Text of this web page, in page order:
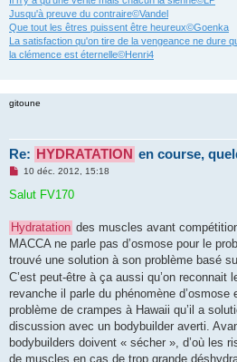
Jusqu'à preuve du contraire©Vandel
Que tout les êtres puissent être heureux©Goenka
La satisfaction qu'on tire de la vengeance ne dure
la clémence est éternelle©Henri4
gitoune
Re: HYDRATATION en course,
M
s
g
e
n
o
l
u
10 déc. 2012, 15:18
Salut FV170
Hydratation des muscles avant
MACCA ne parle pas d’osmose pour le
trouvé une solution à son problème basé
C’est peut-être à ça aussi qu’on reconnait
revanche il parle du phénomène d’osmose
problème de crampes à Hawaii qu’il a
discussion avec un bodybuilder averti.
bodybuilders doivent « sécher », d’où les
de muscles en cas de trop grande